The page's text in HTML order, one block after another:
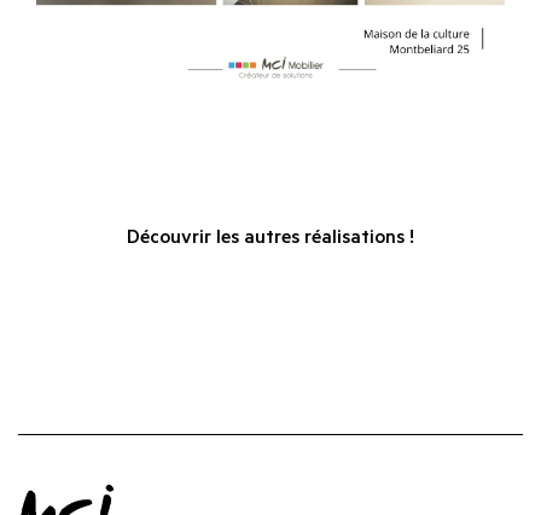
Découvrir les autres réalisations !